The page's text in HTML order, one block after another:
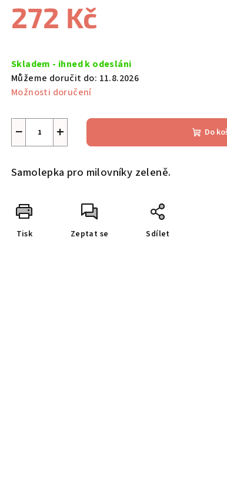
0,0
z
272 Kč
cena:
Skladem - ihned k odesláni
Můžeme doručit do: 11.8.2026
Možnosti doručení
+
− Do
Samolepka pro milovníky zeleně.
Tisk Zeptat se Sdílet